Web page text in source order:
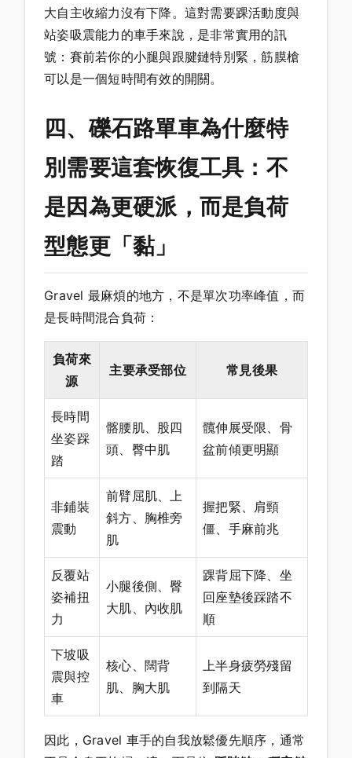
大自主收縮力沒有下降。這對需要踝活動度與
站姿吸震能力的車手來說，是非常實用的訊
號：賽前若你的小腿與跟腱鏈特別緊，筋膜槍
可以是一個短時間有效的開關。
四、礫石路單車為什麼特
別需要這套恢復工具：不
是因為更硬派，而是負荷
型態更「黏」
Gravel 最麻煩的地方，不是單次功率峰值，而
是長時間混合負荷：
負荷來
源
主要承受部位 常見後果
長時間
坐姿踩
踏
髂腰肌、股四
頭、臀中肌
髖伸展受限、骨
盆前傾更明顯
非鋪裝
震動
前臂屈肌、上
斜方、胸椎旁
肌
握把緊、肩頸
僵、手麻前兆
反覆站
姿補扭
力
小腿後側、臀
大肌、內收肌
踝背屈下降、坐
回座墊後踩踏不
順
下坡吸
震與控
車
核心、闊背
肌、胸大肌
上半身疲勞殘留
到隔天
因此，Gravel 車手的自我放鬆優先順序，通常